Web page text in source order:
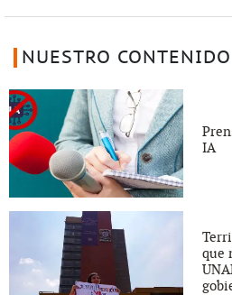
NUESTRO
IA
que